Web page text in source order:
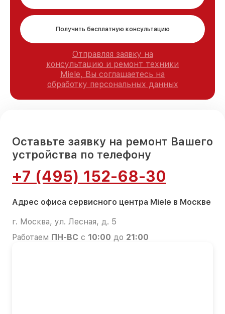
Получить бесплатную консультацию
Отправляя заявку на
консультацию и ремонт техники
Miele, Вы соглашаетесь на
обработку персональных данных
Оставьте заявку на ремонт Вашего
устройства по телефону
+7 (495) 152-68-30
Адрес офиса сервисного центра Miele в Москве
г. Москва, ул. Лесная, д. 5
Работаем ПН-ВС с 10:00 до 21:00